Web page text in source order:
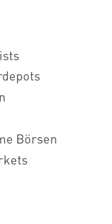
Börsen